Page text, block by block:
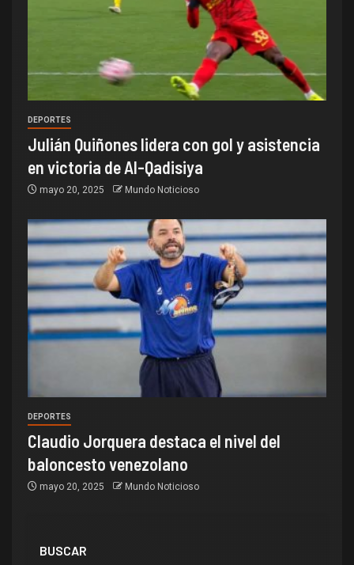
DEPORTES
Julián Quiñones lidera con gol y asistencia
en victoria de Al-Qadisiya
mayo 20, 2025 Mundo Noticioso
DEPORTES
Claudio Jorquera destaca el nivel del
baloncesto venezolano
mayo 20, 2025 Mundo Noticioso
BUSCAR